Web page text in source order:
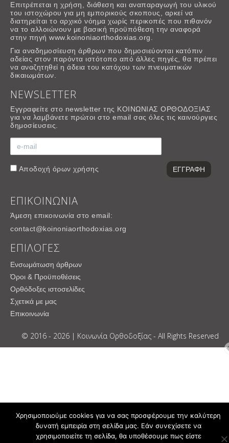
Επιτρέπεται η χρήση, διάθεση και αναπαραγωγή του υλικού
του ιστοχώρου για μη εμπορικούς σκοπους, αρκεί να
διατηρείται το αρχικό νόημα χωρίς περικοπές που πιθανόν
να το αλλοιώνουν με βασική προϋπόθεση την αναφορά
στην πηγή www.koinoniaorthodoxias.org.
Για αναδημοσίευση άρθρων που δημοσιεύονται κατόπιν
αδείας στον παρόντα ιστότοπο από άλλες πηγές, θα πρέπει
να αναζητηθεί η άδεια του κατόχου των πνευματικών
δικαιωμάτων.
NEWSLETTER
Εγγραφείτε στο newsletter της ΚΟΙΝΩΝΙΑΣ ΟΡΘΟΔΟΞΙΑΣ
για να λαμβάνετε πρώτοι στο email σας όλες τις καινούργιες
δημοσίευσεις.
Αποδοχή όρων χρήσης
ΕΠΙΚΟΙΝΩΝΙΑ
Άμεση επικοινωνία στο email:
contact@koinoniaorthodoxias.org
ΕΠΙΛΟΓΕΣ
Ενσωμάτωση άρθρων
Όροι & Προϋποθέσεις
Ορθόδοξες ιστοσελίδες
Σχετικά με μας
Επικοινωνία
© 2016 - 2026 | Κοινωνία Ορθοδοξίας - All Rights Reserved
Χρησιμοποιούμε cookies για να σας προσφέρουμε την καλύτερη
δυνατή εμπειρία στη σελίδα μας. Εάν συνεχίσετε να
χρησιμοποιείτε τη σελίδα, θα υποθέσουμε πως είστε